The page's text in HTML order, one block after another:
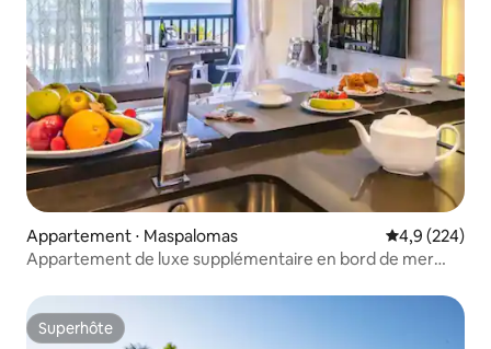
Appartement ⋅ Maspalomas Évaluation
4,9 (224)
Appartement de luxe supplémentaire en bord de mer
Superhôte
Superhôte